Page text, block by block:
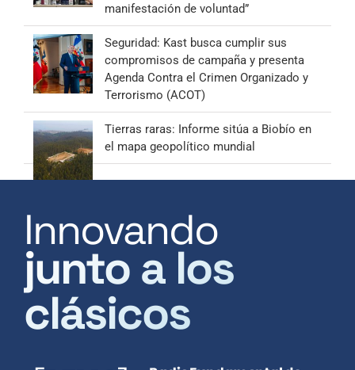
manifestación de voluntad”
Seguridad: Kast busca cumplir sus
compromisos de campaña y presenta
Agenda Contra el Crimen Organizado y
Terrorismo (ACOT)
Tierras raras: Informe sitúa a Biobío en
el mapa geopolítico mundial
Innovando
junto a los
clásicos